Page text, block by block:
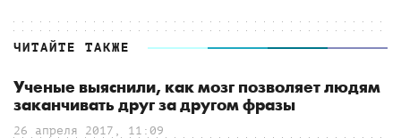
ЧИТАЙТЕ ТАКЖЕ
Ученые выяснили, как мозг позволяет людям
заканчивать друг за другом фразы
26 апреля 2017, 11:09